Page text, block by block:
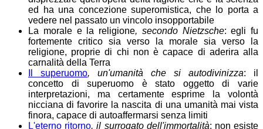
ed ha una concezione superomistica, che lo porta a
vedere nel passato un vincolo insopportabile
La morale e la religione, secondo Nietzsche: egli fu
fortemente critico sia verso la morale sia verso la
religione, proprie di chi non è capace di aderira alla
carnalità della Terra
Il superuomo, un'umanità che si autodivinizza: il
concetto di superuomo è stato oggetto di varie
interpretazioni, ma certamente esprime la volontà
nicciana di favorire la nascita di una umanità mai vista
finora, capace di autoaffermarsi senza limiti
L'eterno ritorno, il surrogato dell'immortalità: non esiste